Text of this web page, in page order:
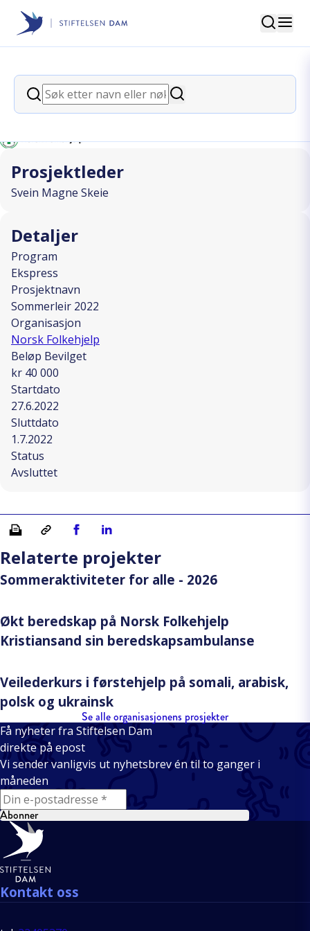
Stiftelsen Dam
Søk
Søk
Søk
back
Sommerleir 2022
Prosjektleder
Svein Magne Skeie
Detaljer
Program
Ekspress
Prosjektnavn
Sommerleir 2022
Organisasjon
Norsk Folkehjelp
Beløp Bevilget
kr 40 000
Startdato
27.6.2022
Sluttdato
1.7.2022
Status
Avsluttet
Skriv ut Kopiera länkDel på Facebook
Del på Linkedin
Relaterte projekter
Sommeraktiviteter for alle - 2026
Økt beredskap på Norsk Folkehjelp
Kristiansand sin beredskapsambulanse
Veilederkurs i førstehjelp på somali, arabisk,
polsk og ukrainsk
Se alle organisasjonens prosjekter
Få nyheter fra Stiftelsen Dam
direkte på epost
Vi sender vanligvis ut nyhetsbrev én til to ganger i
måneden
E-mail
Abonner
Bunntekst
Kontakt oss